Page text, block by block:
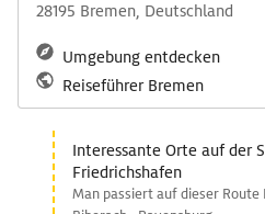
28195 Bremen, Deutschland
Umgebung entdecken
Reiseführer Bremen
Interessante Orte auf der
Friedrichshafen
Man passiert auf dieser Route